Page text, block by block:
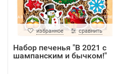
избранное сравнить
Набор печенья "В 2021 с
шампанским и бычком!"